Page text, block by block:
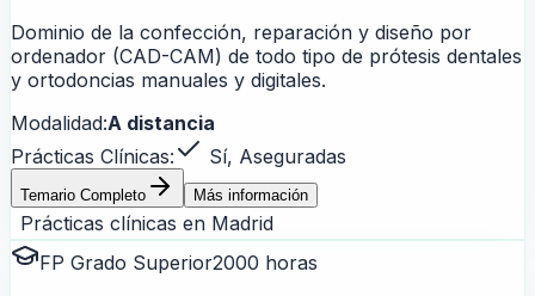
Dominio de la confección, reparación y diseño por
ordenador (CAD-CAM) de todo tipo de prótesis dentales
y ortodoncias manuales y digitales.
Modalidad:A distancia
Prácticas Clínicas:
Sí, Aseguradas
Temario Completo Más información
Prácticas clínicas en Madrid
FP Grado Superior2000 horas